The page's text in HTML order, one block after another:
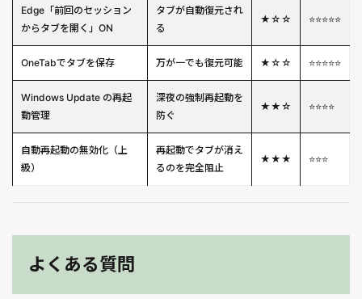
Edge「前回のセッション
からタブを開く」ON
タブが自動復元され
る
★☆☆ ⭐⭐⭐⭐⭐
OneTabでタブを保存 万が一でも復元可能 ★☆☆ ⭐⭐⭐⭐⭐
Windows Update の再起
動管理
深夜の強制再起動を
防ぐ
★★☆ ⭐⭐⭐⭐
自動再起動の無効化（上
級）
再起動でタブが消え
るのを完全阻止
★★★ ⭐⭐⭐
よくある質問